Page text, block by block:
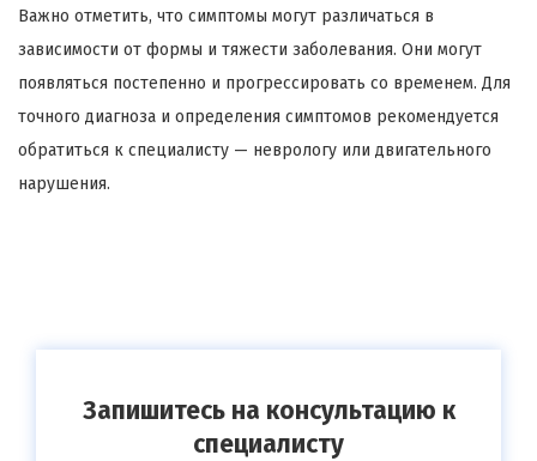
Важно отметить, что симптомы могут различаться в
зависимости от формы и тяжести заболевания. Они могут
появляться постепенно и прогрессировать со временем. Для
точного диагноза и определения симптомов рекомендуется
обратиться к специалисту — неврологу или двигательного
нарушения.
Запишитесь на консультацию к
специалисту